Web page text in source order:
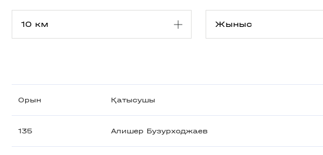
Орын Қатысушы
135 Алишер Бузурходжаев